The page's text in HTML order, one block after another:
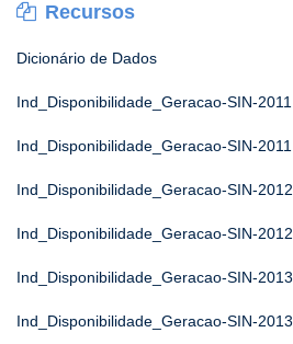
Recursos
Dicionário de Dados
Ind_Disponibilidade_Geracao-SIN-2011
Ind_Disponibilidade_Geracao-SIN-2011
Ind_Disponibilidade_Geracao-SIN-2012
Ind_Disponibilidade_Geracao-SIN-2012
Ind_Disponibilidade_Geracao-SIN-2013
Ind_Disponibilidade_Geracao-SIN-2013